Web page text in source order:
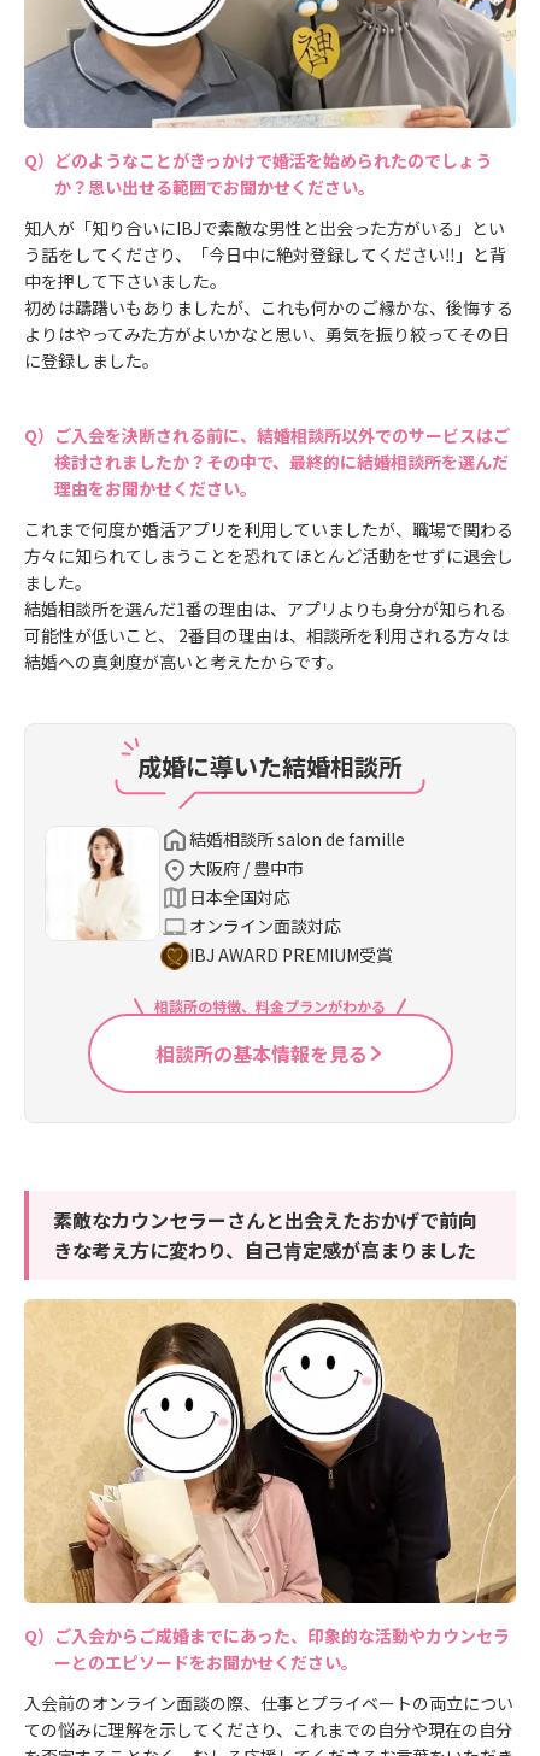
どのようなことがきっかけで婚活を始められたのでしょう
か？思い出せる範囲でお聞かせください。
知人が「知り合いにIBJで素敵な男性と出会った方がいる」とい
う話をしてくださり、「今日中に絶対登録してください‼︎」と背
中を押して下さいました。
初めは躊躇いもありましたが、これも何かのご縁かな、後悔する
よりはやってみた方がよいかなと思い、勇気を振り絞ってその日
に登録しました。
ご入会を決断される前に、結婚相談所以外でのサービスはご
検討されましたか？その中で、最終的に結婚相談所を選んだ
理由をお聞かせください。
これまで何度か婚活アプリを利用していましたが、職場で関わる
方々に知られてしまうことを恐れてほとんど活動をせずに退会し
ました。
結婚相談所を選んだ1番の理由は、アプリよりも身分が知られる
可能性が低いこと、 2番目の理由は、相談所を利用される方々は
結婚への真剣度が高いと考えたからです。
成婚に導いた結婚相談所
結婚相談所 salon de famille
大阪府 / 豊中市
日本全国対応
オンライン面談対応
IBJ AWARD PREMIUM受賞
相談所の特徴、料金プランがわかる
相談所の基本情報を見る
素敵なカウンセラーさんと出会えたおかげで前向
きな考え方に変わり、自己肯定感が高まりました
ご入会からご成婚までにあった、印象的な活動やカウンセラ
ーとのエピソードをお聞かせください。
入会前のオンライン面談の際、仕事とプライベートの両立につい
ての悩みに理解を示してくださり、これまでの自分や現在の自分